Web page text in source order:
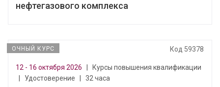
нефтегазового комплекса
ОЧНЫЙ КУРС Код 59378
12 - 16 октября 2026
Курсы повышения квалификации
Удостоверение 32 часа